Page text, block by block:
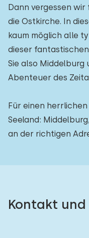
Dann vergessen
die Ostkirche. In
kaum möglich alle
dieser
Sie also Middelburg
Abenteuer des
Für einen
Seeland:
an der richtigen
Kontakt